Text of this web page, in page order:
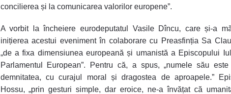
concilierea și la comunicarea valorilor europene”.
A vorbit la încheiere eurodeputatul Vasile Dîncu, care și-a
inițierea acestui eveniment în colaborare cu Preasfinția Sa
„de a fixa dimensiunea europeană și umanistă a Episcopului
Parlamentul European”. Pentru că, a spus, „numele său
demnitatea, cu curajul moral și dragostea de aproapele.”
Hossu, „prin gesturi simple, dar eroice, ne-a învățat că